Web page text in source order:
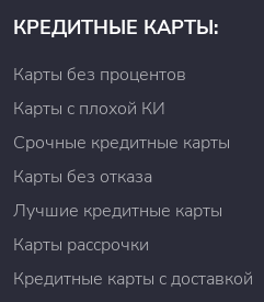
КРЕДИТНЫЕ КАРТЫ:
Карты без процентов
Карты с плохой КИ
Срочные кредитные карты
Карты без отказа
Лучшие кредитные карты
Карты рассрочки
Кредитные карты с доставкой